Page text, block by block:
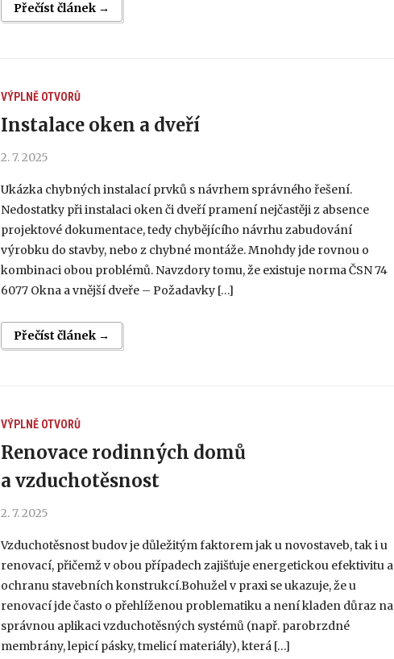
Přečíst článek →
VÝPLNĚ OTVORŮ
Instalace oken a dveří
2. 7. 2025
Ukázka chybných instalací prvků s návrhem správného řešení.
Nedostatky při instalaci oken či dveří pramení nejčastěji z absence
projektové dokumentace, tedy chybějícího návrhu zabudování
výrobku do stavby, nebo z chybné montáže. Mnohdy jde rovnou o
kombinaci obou problémů. Navzdory tomu, že existuje norma ČSN 74
6077 Okna a vnější dveře – Poža­davky […]
Přečíst článek →
VÝPLNĚ OTVORŮ
Renovace rodinných domů
a vzduchotěsnost
2. 7. 2025
Vzduchotěsnost budov je důležitým faktorem jak u novostaveb, tak i u
renovací, přičemž v obou případech zajišťuje energetickou efektivitu a
ochranu stavebních konstrukcí.Bohužel v praxi se ukazuje, že u
renovací jde často o přehlíženou problematiku a není kladen důraz na
správnou aplikaci vzduchotěsných systémů (např. parobrzdné
membrány, lepicí pásky, tmelicí materiály), která […]